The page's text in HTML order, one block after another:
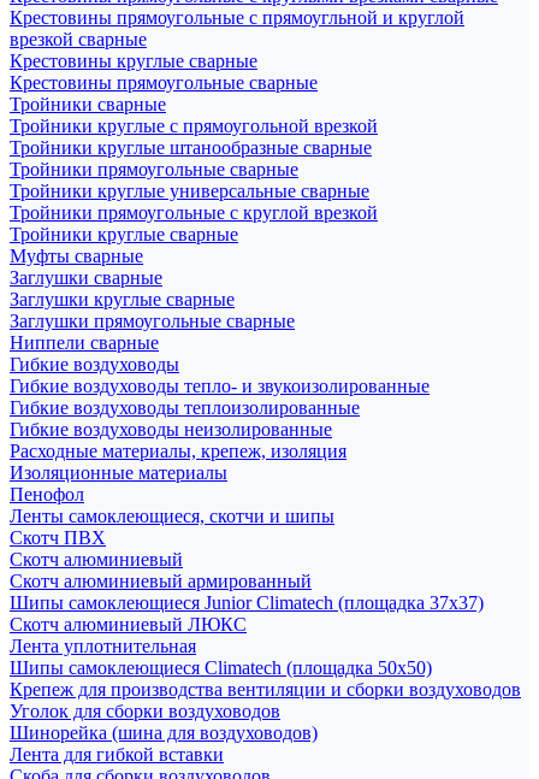
Крестовины прямоугольные с прямоугльной и круглой
врезкой сварные
Крестовины круглые сварные
Крестовины прямоугольные сварные
Тройники сварные
Тройники круглые с прямоугольной врезкой
Тройники круглые штанообразные сварные
Тройники прямоугольные сварные
Тройники круглые универсальные сварные
Тройники прямоугольные с круглой врезкой
Тройники круглые сварные
Муфты сварные
Заглушки сварные
Заглушки круглые сварные
Заглушки прямоугольные сварные
Ниппели сварные
Гибкие воздуховоды
Гибкие воздуховоды тепло- и звукоизолированные
Гибкие воздуховоды теплоизолированные
Гибкие воздуховоды неизолированные
Расходные материалы, крепеж, изоляция
Изоляционные материалы
Пенофол
Ленты самоклеющиеся, скотчи и шипы
Скотч ПВХ
Скотч алюминиевый
Скотч алюминиевый армированный
Шипы самоклеющиеся Junior Climatech (площадка 37х37)
Скотч алюминиевый ЛЮКС
Лента уплотнительная
Шипы самоклеющиеся Climatech (площадка 50х50)
Крепеж для производства вентиляции и сборки воздуховодов
Уголок для сборки воздуховодов
Шинорейка (шина для воздуховодов)
Лента для гибкой вставки